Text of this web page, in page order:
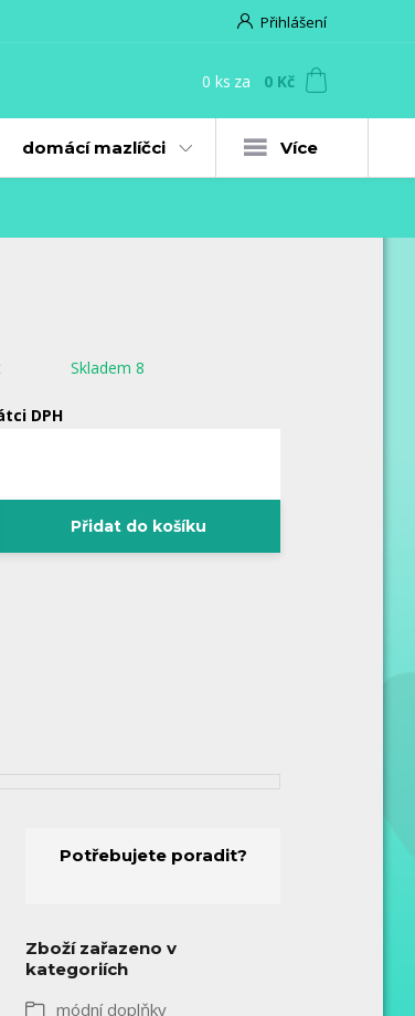
Přihlášení
0 ks za 0 Kč
domácí mazlíčci Více
Skladem 8
DPH
Přidat do košíku
Potřebujete poradit?
Zboží zařazeno v
kategoriích
módní doplňky